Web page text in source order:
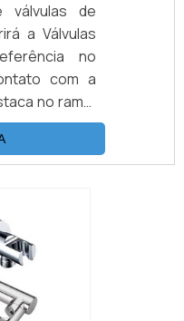
de
a Válvulas
no
com a
no ramo,
completo
sobre o
quer
direcional
pela